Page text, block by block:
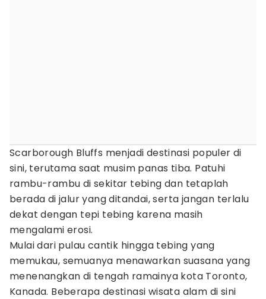
Scarborough Bluffs menjadi destinasi populer di
sini, terutama saat musim panas tiba. Patuhi
rambu-rambu di sekitar tebing dan tetaplah
berada di jalur yang ditandai, serta jangan terlalu
dekat dengan tepi tebing karena masih
mengalami erosi.
Mulai dari pulau cantik hingga tebing yang
memukau, semuanya menawarkan suasana yang
menenangkan di tengah ramainya kota Toronto,
Kanada. Beberapa destinasi wisata alam di sini